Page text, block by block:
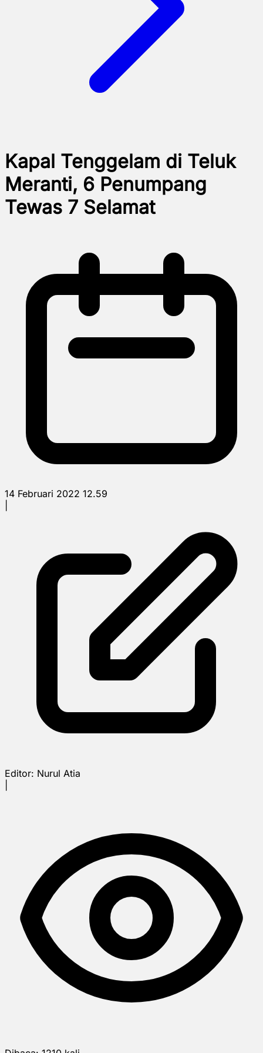
Kapal Tenggelam di Teluk
Meranti, 6 Penumpang
Tewas 7 Selamat
14 Februari 2022 12.59
Editor: Nurul Atia